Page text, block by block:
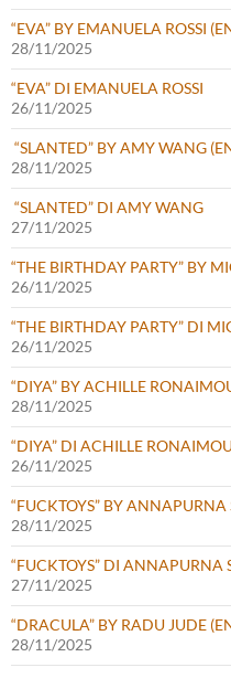
“EVA” BY EMANUELA ROSSI
28/11/2025
“EVA” DI EMANUELA ROSSI
26/11/2025
“SLANTED” BY AMY WANG
28/11/2025
“SLANTED” DI AMY WANG
27/11/2025
“THE BIRTHDAY PARTY” BY
26/11/2025
“THE BIRTHDAY PARTY” DI
26/11/2025
“DIYA” BY ACHILLE
28/11/2025
“DIYA” DI ACHILLE
26/11/2025
“FUCKTOYS” BY ANNAPURNA
28/11/2025
“FUCKTOYS” DI ANNAPURNA
27/11/2025
“DRACULA” BY RADU JUDE
28/11/2025